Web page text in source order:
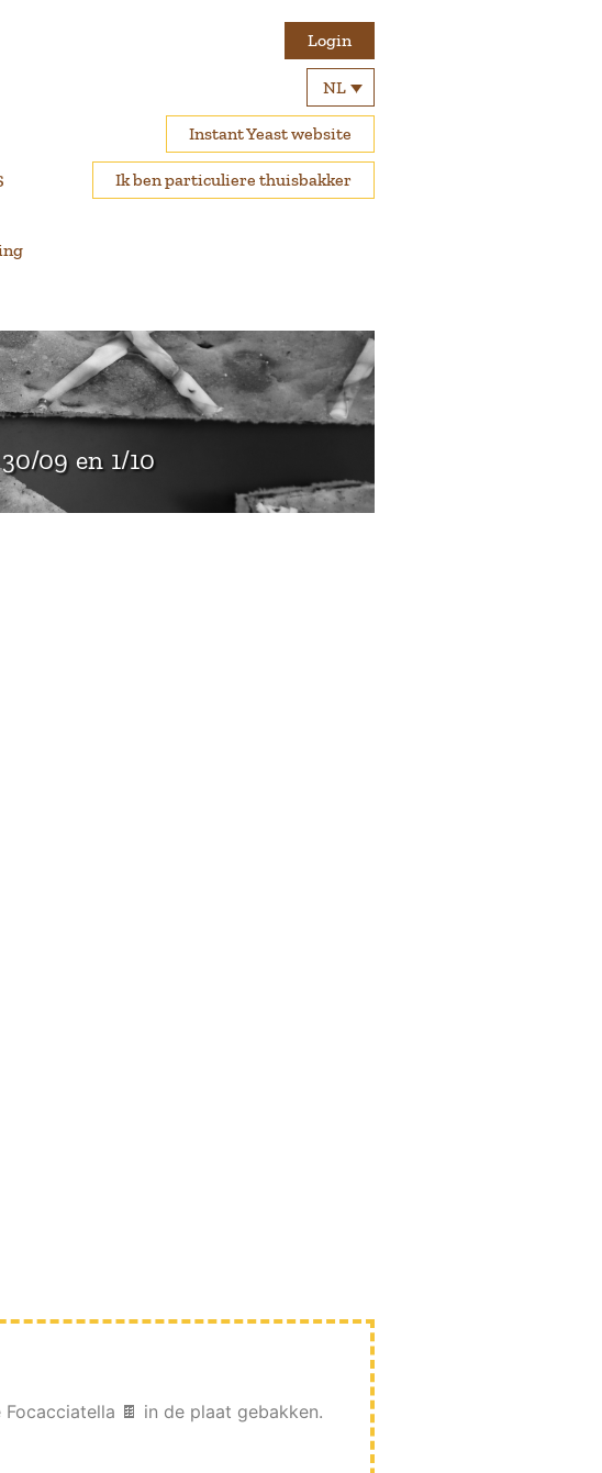
Login
NL
Instant Yeast website
Ik ben particuliere thuisbakker
09 en 1/10
🍫 in de plaat gebakken.